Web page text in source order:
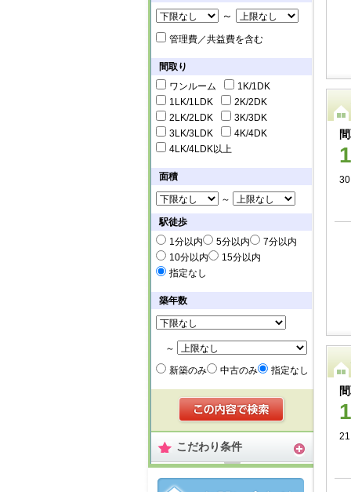
～
管理費／共益費を含む
間取り
ワンルーム
1K/1DK
1LK/1LDK
2K/2DK
2LK/2LDK
3K/3DK
3LK/3LDK
4K/4DK
4LK/4LDK以上
面積
～
駅徒歩
1分以内
5分以内
7分以内
10分以内
15分以内
指定なし
築年数
～
新築のみ
中古のみ 指定なし
こだわり条件